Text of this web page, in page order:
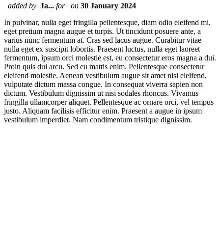
added by Ja... for on 30 January 2024
In pulvinar, nulla eget fringilla pellentesque, diam odio eleifend mi,
eget pretium magna augue et turpis. Ut tincidunt posuere ante, a
varius nunc fermentum at. Cras sed lacus augue. Curabitur vitae
nulla eget ex suscipit lobortis. Praesent luctus, nulla eget laoreet
fermentum, ipsum orci molestie est, eu consectetur eros magna a dui.
Proin quis dui arcu. Sed eu mattis enim. Pellentesque consectetur
eleifend molestie. Aenean vestibulum augue sit amet nisi eleifend,
vulputate dictum massa congue. In consequat viverra sapien non
dictum. Vestibulum dignissim ut nisi sodales rhoncus. Vivamus
fringilla ullamcorper aliquet. Pellentesque ac ornare orci, vel tempus
justo. Aliquam facilisis efficitur enim. Praesent a augue in ipsum
vestibulum imperdiet. Nam condimentum tristique dignissim.